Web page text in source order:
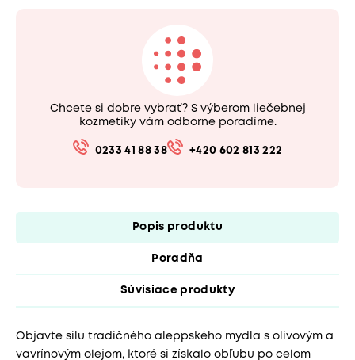
Chcete si dobre vybrať? S výberom liečebnej
kozmetiky vám odborne poradíme.
0233 41 88 38 +420 602 813 222
Popis produktu
Poradňa
Súvisiace produkty
Objavte silu tradičného aleppského mydla s olivovým a
vavrínovým olejom, ktoré si získalo obľubu po celom